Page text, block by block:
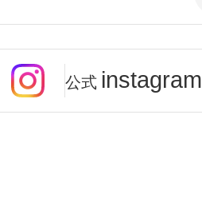
公式 instagram